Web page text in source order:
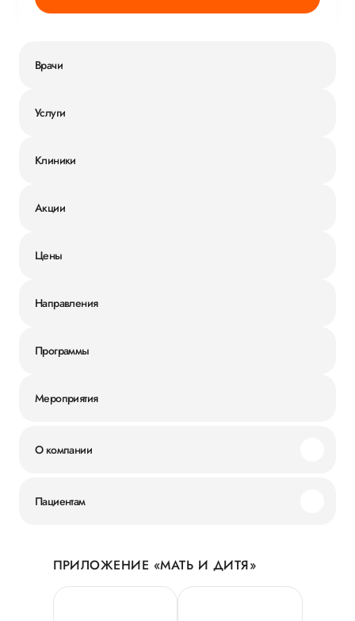
Врачи
Услуги
Клиники
Акции
Цены
Направления
Программы
Мероприятия
О компании
Новости
Руководство
Пациентам
Личный кабинет
Персональные данные
ПРИЛОЖЕНИЕ «МАТЬ И ДИТЯ»